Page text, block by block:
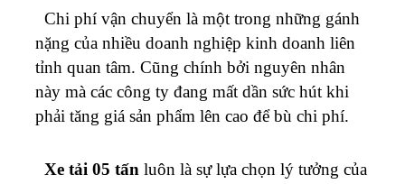
Chi phí vận chuyển là một trong những gánh
nặng của nhiều doanh nghiệp kinh doanh liên
tỉnh quan tâm. Cũng chính bởi nguyên nhân
này mà các công ty đang mất dần sức hút khi
phải tăng giá sản phẩm lên cao để bù chi phí.
Xe tải 05 tấn luôn là sự lựa chọn lý tưởng của